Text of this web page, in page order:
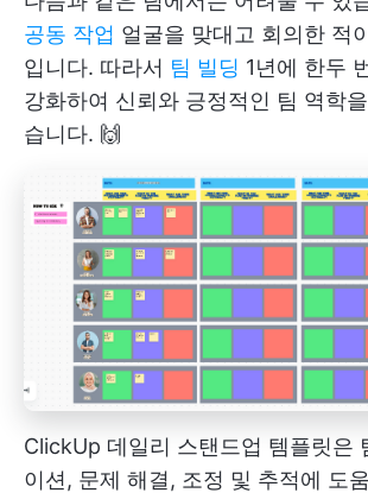
공동 작업 얼굴을 맞대고 회의한 적
입니다. 따라서 팀 빌딩 1년에 한두
강화하여 신뢰와 긍정적인 팀 역학
습니다. 🙌
ClickUp 데일리 스탠드업 템플릿은
이션, 문제 해결, 조정 및 추적에 도